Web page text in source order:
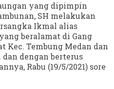
yang dipimpin
SH melakukan
Ikmal alias
beralamat di Gang
Kec. Tembung Medan dan
dengan berterus
Rabu (19/5/2021) sore